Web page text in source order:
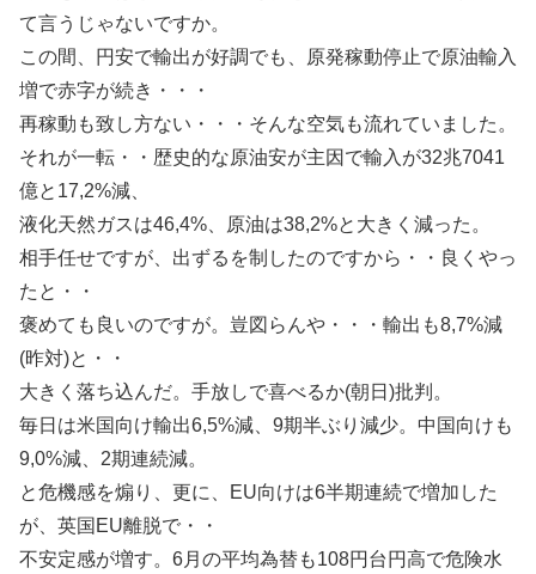
て言うじゃないですか。
この間、円安で輸出が好調でも、原発稼動停止で原油輸入
増で赤字が続き・・・
再稼動も致し方ない・・・そんな空気も流れていました。
それが一転・・歴史的な原油安が主因で輸入が32兆7041
億と17,2%減、
液化天然ガスは46,4%、原油は38,2%と大きく減った。
相手任せですが、出ずるを制したのですから・・良くやっ
たと・・
褒めても良いのですが。豈図らんや・・・輸出も8,7%減
(昨対)と・・
大きく落ち込んだ。手放しで喜べるか(朝日)批判。
毎日は米国向け輸出6,5%減、9期半ぶり減少。中国向けも
9,0%減、2期連続減。
と危機感を煽り、更に、EU向けは6半期連続で増加した
が、英国EU離脱で・・
不安定感が増す。6月の平均為替も108円台円高で危険水